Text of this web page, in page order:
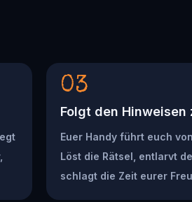
03
Folgt den Hinweisen
Euer Handy führt euch
Löst die Rätsel, entlarvt
schlagt die Zeit eurer